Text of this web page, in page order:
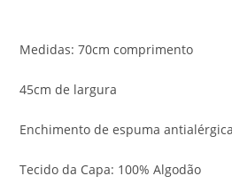
Medidas: 70cm comprimento
45cm de largura
Enchimento de espuma
Tecido da Capa: 100% Algodão